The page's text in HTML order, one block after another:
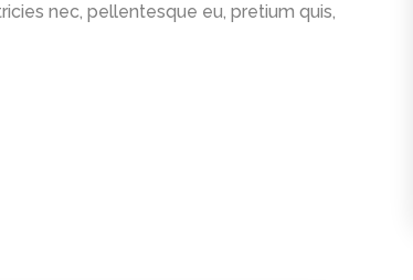
nec, pellentesque eu, pretium quis,